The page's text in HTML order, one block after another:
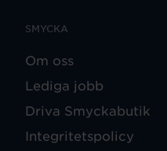
SMYCKA
Om oss
Lediga jobb
Driva Smyckabutik
Integritetspolicy